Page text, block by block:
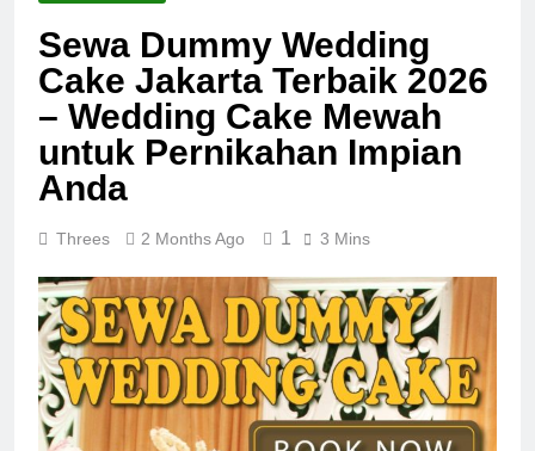
Sewa Dummy Wedding
Cake Jakarta Terbaik 2026
– Wedding Cake Mewah
untuk Pernikahan Impian
Anda
Threes 2 Months Ago 1 3 Mins